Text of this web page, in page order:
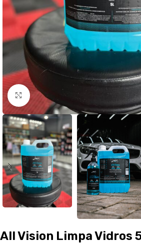
Clique para ampliar
All Vision Limpa Vidros